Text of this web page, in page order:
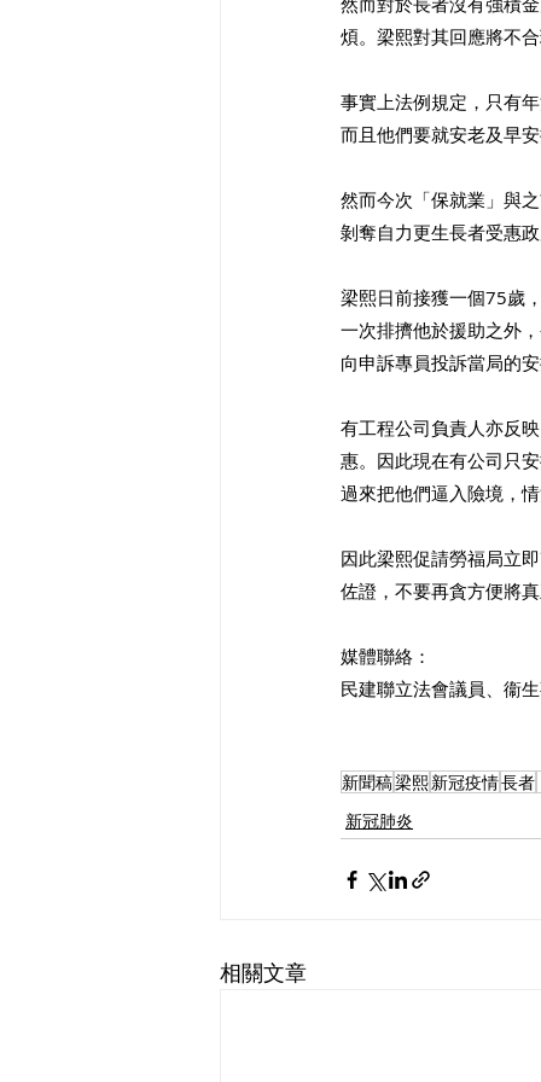
煩。梁熙對其回應將不
事實上法例規定，只有
而且他們要就安老及早
然而今次「保就業」與
剝奪自力更生長者受惠
梁熙日前接獲一個75歲
一次排擠他於援助之外
向申訴專員投訴當局的
有工程公司負責人亦反
惠。因此現在有公司只
過來把他們逼入險境，
因此梁熙促請勞福局立
佐證，不要再貪方便將
媒體聯絡：
民建聯立法會議員、衞
新聞稿梁熙新冠疫情長者
新冠肺炎
相關文章